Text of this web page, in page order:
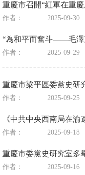
重慶市召開“紅軍在重
作者： 2025-09-30
“為和平而奮斗——毛澤
作者： 2025-09-29
重慶市梁平區委黨史研
作者： 2025-09-25
《中共中央西南局在
作者： 2025-09-18
重慶市委黨史研究室多
作者： 2025-09-16